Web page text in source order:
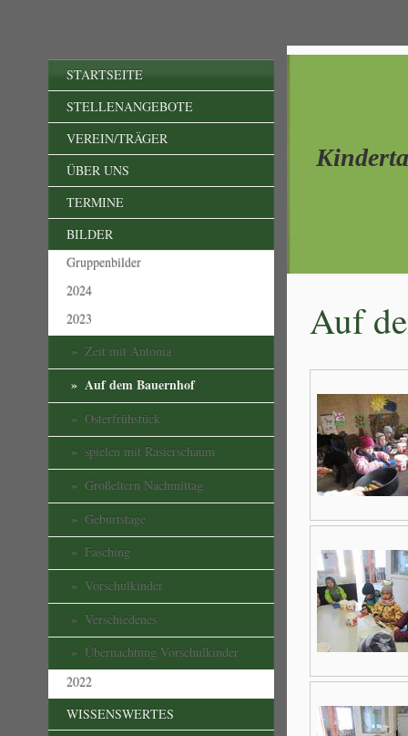
Auf
STARTSEITE
STELLENANGEBOTE
VEREIN/TRÄGER
ÜBER UNS
TERMINE
BILDER
Gruppenbilder
2024
2023
Zeit mit Antonia
Auf dem Bauernhof
Osterfrühstück
spielen mit Rasierschaum
Großeltern Nachmittag
Geburtstage
Fasching
Vorschulkinder
Verschiedenes
Übernachtung Vorschulkinder
2022
WISSENSWERTES